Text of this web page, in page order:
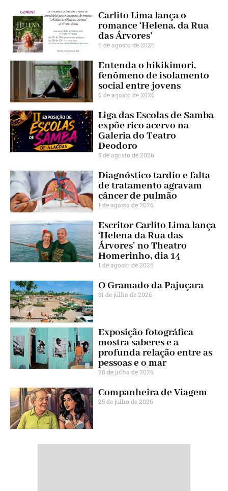
Carlito Lima lança o
romance ‘Helena, da Rua
das Árvores’
6 de agosto de 2026
Entenda o hikikimori,
fenômeno de isolamento
social entre jovens
6 de agosto de 2026
Liga das Escolas de Samba
expõe rico acervo na
Galeria do Teatro
Deodoro
5 de agosto de 2026
Diagnóstico tardio e falta
de tratamento agravam
câncer de pulmão
1 de agosto de 2026
Escritor Carlito Lima lança
‘Helena da Rua das
Árvores’ no Theatro
Homerinho, dia 14
1 de agosto de 2026
O Gramado da Pajuçara
31 de julho de 2026
Exposição fotográfica
mostra saberes e a
profunda relação entre as
pessoas e o mar
28 de julho de 2026
Companheira de Viagem
25 de julho de 2026